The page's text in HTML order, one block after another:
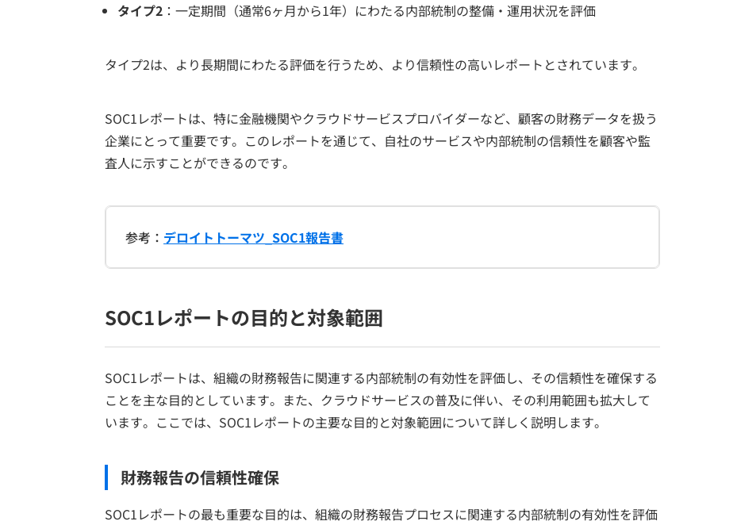
タイプ2 ：一定期間（通常6ヶ月から1年）にわたる内部統制の整備・運用状況を評価
タイプ2は、より長期間にわたる評価を行うため、より信頼性の高いレポートとされています。
SOC1レポートは、特に金融機関やクラウドサービスプロバイダーなど、顧客の財務データを扱う
企業にとって重要です。このレポートを通じて、自社のサービスや内部統制の信頼性を顧客や監
査人に示すことができるのです。
参考： デロイトトーマツ_ SOC1報告書
SOC1レポートの目的と対象範囲
SOC1レポートは、組織の財務報告に関連する内部統制の有効性を評価し、その信頼性を確保する
ことを主な目的としています。また、クラウドサービスの普及に伴い、その利用範囲も拡大して
います。ここでは、SOC1レポートの主要な目的と対象範囲について詳しく説明します。
財務報告の信頼性確保
SOC1レポートの最も重要な目的は、組織の財務報告プロセスに関連する内部統制の有効性を評価